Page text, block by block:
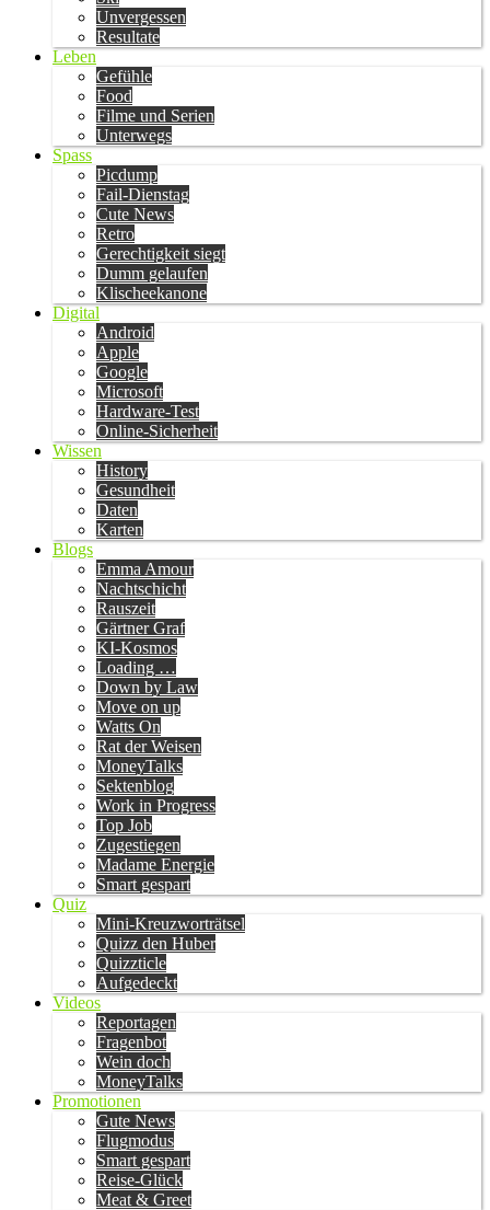
Unvergessen
Resultate
Leben
Gefühle
Food
Filme und Serien
Unterwegs
Spass
Picdump
Fail-Dienstag
Cute News
Retro
Gerechtigkeit siegt
Dumm gelaufen
Klischeekanone
Digital
Android
Apple
Google
Microsoft
Hardware-Test
Online-Sicherheit
Wissen
History
Gesundheit
Daten
Karten
Blogs
Emma Amour
Nachtschicht
Rauszeit
Gärtner Graf
KI-Kosmos
Loading …
Down by Law
Move on up
Watts On
Rat der Weisen
MoneyTalks
Sektenblog
Work in Progress
Top Job
Zugestiegen
Madame Energie
Smart gespart
Quiz
Mini-Kreuzworträtsel
Quizz den Huber
Quizzticle
Aufgedeckt
Videos
Reportagen
Fragenbot
Wein doch
MoneyTalks
Promotionen
Gute News
Flugmodus
Smart gespart
Reise-Glück
Meat & Greet